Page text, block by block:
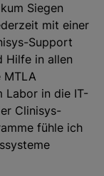
Siegen
mit einer
Support
Hilfe in allen
MTLA
Labor in die IT-
Clinisys-
fühle ich